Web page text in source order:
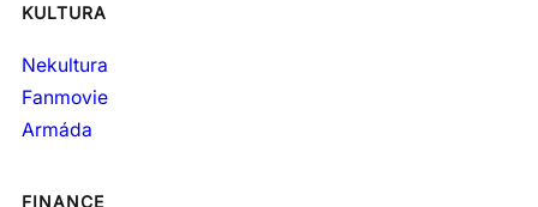
KULTURA
Nekultura
Fanmovie
Armáda
FINANCE